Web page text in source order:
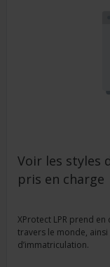
Voir les styles
pris en charge
XProtect LPR prend
travers le monde,
d’immatriculation.